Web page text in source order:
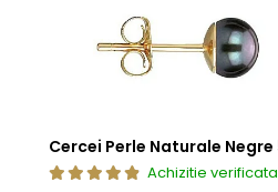
Achizitie verificata